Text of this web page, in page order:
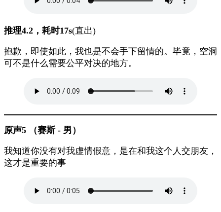
推理4.2，耗时17s(直出)
抱歉，即使如此，我也是不会手下留情的。毕竟，空洞
可不是什么需要公平对决的地方。
原声5 （赛斯 - 男）
我知道你没有对我虚情假意，是在和我这个人交朋友，
这才是重要的事